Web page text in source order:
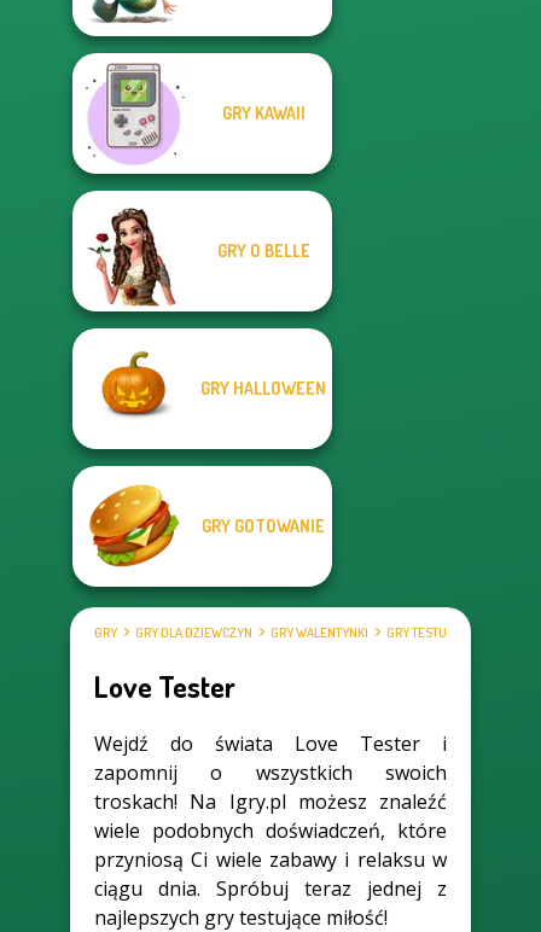
GRY KAWAII
GRY O BELLE
GRY HALLOWEEN
GRY GOTOWANIE
GRY GRY DLA DZIEWCZYN GRY WALENTYNKI GRY TESTUJĄCE MIŁOŚĆ
Love Tester
Wejdź do świata Love Tester i
zapomnij o wszystkich swoich
troskach! Na Igry.pl możesz znaleźć
wiele podobnych doświadczeń, które
przyniosą Ci wiele zabawy i relaksu w
ciągu dnia. Spróbuj teraz jednej z
najlepszych gry testujące miłość!